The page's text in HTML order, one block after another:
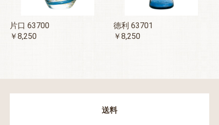
片口 63700
￥8,250
徳利 63701
￥8,250
送料